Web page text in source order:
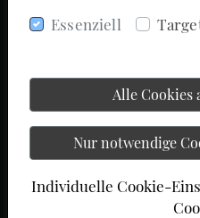
Essenziell
Alle Cookies
Nur notwendige
Individuelle Cookie-